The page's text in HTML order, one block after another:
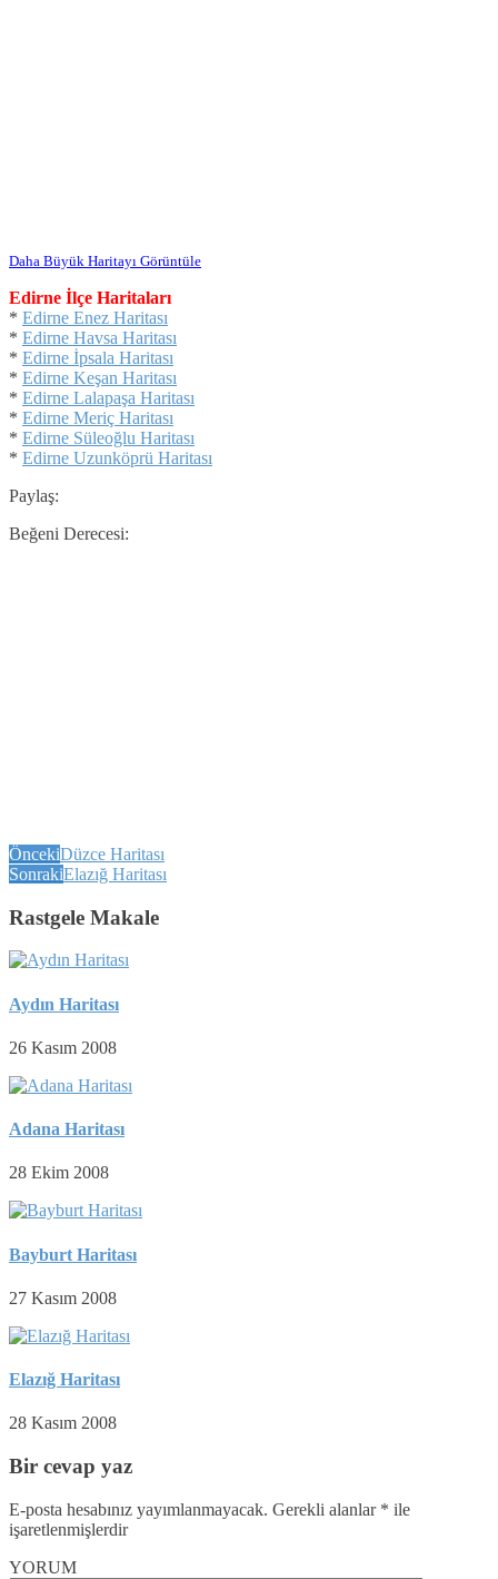
Daha Büyük Haritayı Görüntüle
Edirne İlçe Haritaları
* Edirne Enez Haritası
* Edirne Havsa Haritası
* Edirne İpsala Haritası
* Edirne Keşan Haritası
* Edirne Lalapaşa Haritası
* Edirne Meriç Haritası
* Edirne Süleoğlu Haritası
* Edirne Uzunköprü Haritası
Paylaş:
Beğeni Derecesi:
ÖncekiDüzce Haritası
SonrakiElazığ Haritası
Rastgele Makale
Aydın Haritası
26 Kasım 2008
Adana Haritası
28 Ekim 2008
Bayburt Haritası
27 Kasım 2008
Elazığ Haritası
28 Kasım 2008
Bir cevap yaz
E-posta hesabınız yayımlanmayacak. Gerekli alanlar * ile
işaretlenmişlerdir
YORUM